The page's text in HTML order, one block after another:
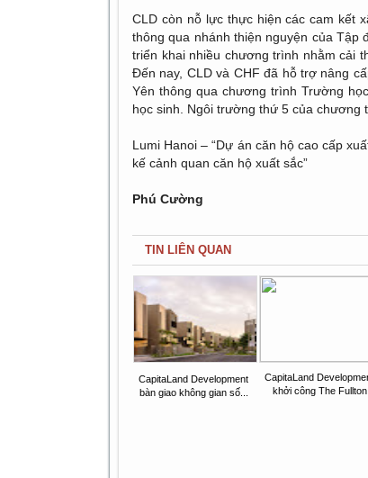
CLD còn nỗ lực thực hiện các cam kết
thông qua nhánh thiện nguyện của Tập
triển khai nhiều chương trình nhằm cải
Đến nay, CLD và CHF đã hỗ trợ nâng
Yên thông qua chương trình Trường
học sinh. Ngôi trường thứ 5 của chương
Lumi Hanoi – “Dự án căn hộ cao cấp
kế cảnh quan căn hộ xuất sắc”
Phú Cường
TIN LIÊN QUAN
CapitaLand Development
bàn giao không gian số...
CapitaLand
khởi công The Fullton